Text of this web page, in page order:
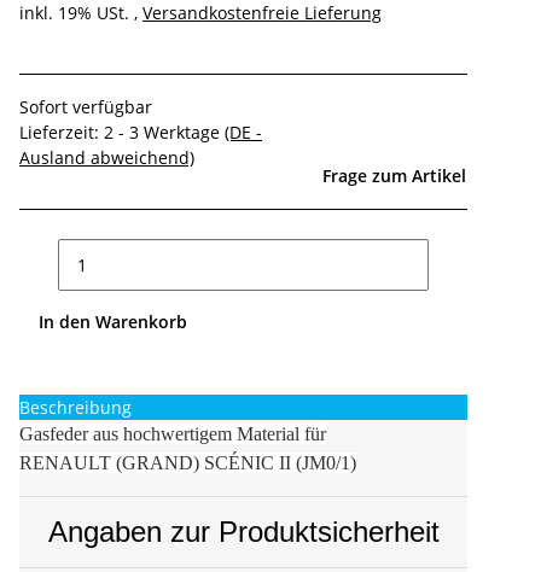
inkl. 19% USt. , Versandkostenfreie Lieferung
Sofort verfügbar
Lieferzeit: 2 - 3 Werktage (DE -
Ausland abweichend)
Frage zum Artikel
In den Warenkorb
Beschreibung
Gasfeder aus hochwertigem Material für
RENAULT (GRAND) SCÉNIC II (JM0/1)
Angaben zur Produktsicherheit